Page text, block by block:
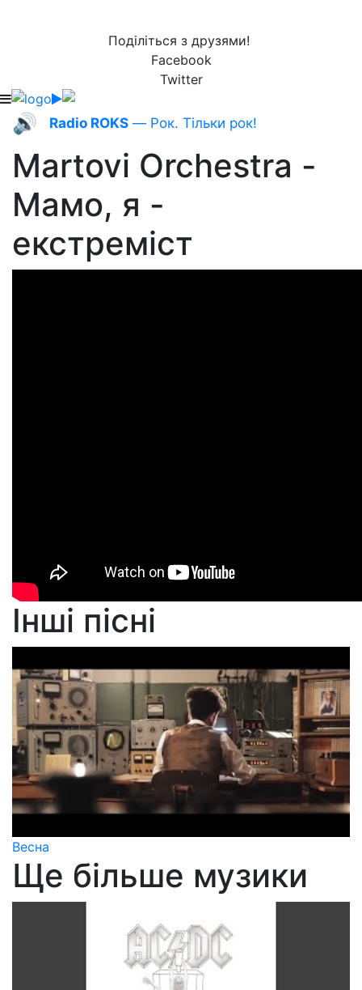
Поділіться з друзями!
Facebook
Twitter
🔊 Radio ROKS — Рок. Тільки рок!
Martovi Orchestra -
Мамо, я -
екстреміст
Інші пісні
Весна
Ще більше музики